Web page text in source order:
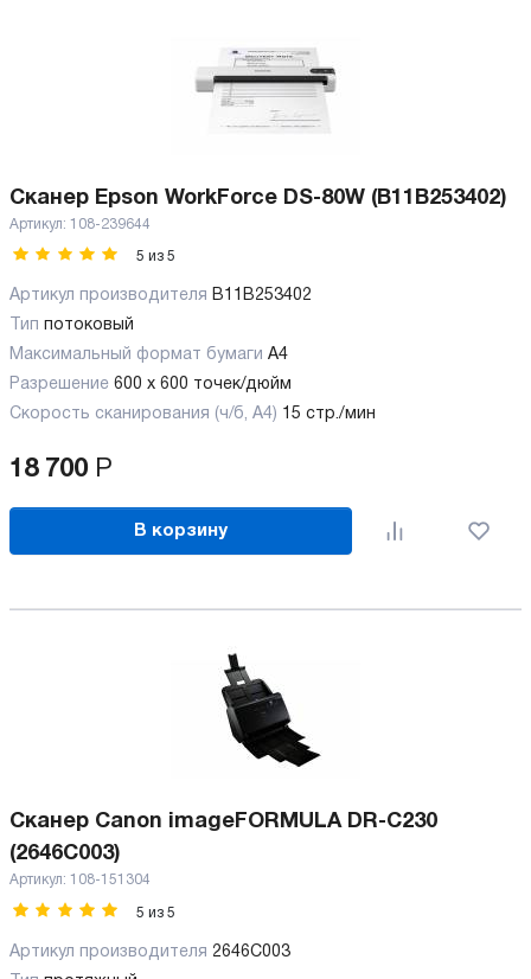
Сканер Epson WorkForce DS-80W (B11B253402)
Артикул: 108-239644
5 из 5
Артикул производителя
B11B253402
Тип
потоковый
Максимальный формат бумаги А4
Разрешение 600 x 600 точек/дюйм
Скорость сканирования (ч/б, А4) 15 стр./мин
18 700 Р
В корзину
Сканер Canon imageFORMULA DR-C230
(2646C003)
Артикул: 108-151304
5 из 5
Артикул производителя 2646C003